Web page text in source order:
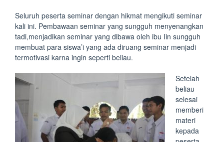
Seluruh peserta seminar dengan hikmat mengikuti seminar
kali ini. Pembawaan seminar yang sungguh menyenangkan
tadi,menjadikan seminar yang dibawa oleh ibu Iin sungguh
membuat para siswa’i yang ada diruang seminar menjadi
termotivasi karna ingin seperti beliau.
Setelah
beliau
selesai
memberi
materi
kepada